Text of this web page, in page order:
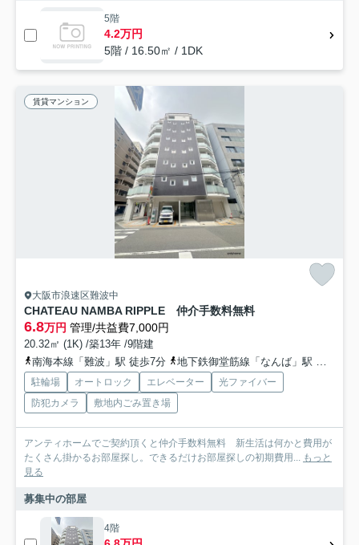
5階
4.2万円
5階 / 16.50㎡ / 1DK
賃貸マンション
大阪市浪速区難波中
CHATEAU NAMBA RIPPLE 仲介手数料無料
6.8万円 管理/共益費7,000円
20.32㎡ (1K) /築13年 /9階建
南海本線「難波」駅 徒歩7分
地下鉄御堂筋線「なんば」駅 徒歩7分
駐輪場 オートロック エレベーター
光ファイバー
防犯カメラ
敷地内ごみ置き場
アンティホームでご契約頂くと仲介手数料無料 新生活は何かと費用が
たくさん掛かるお部屋探し。できるだけお部屋探しの初期費用... もっと
見る
募集中の部屋
4階